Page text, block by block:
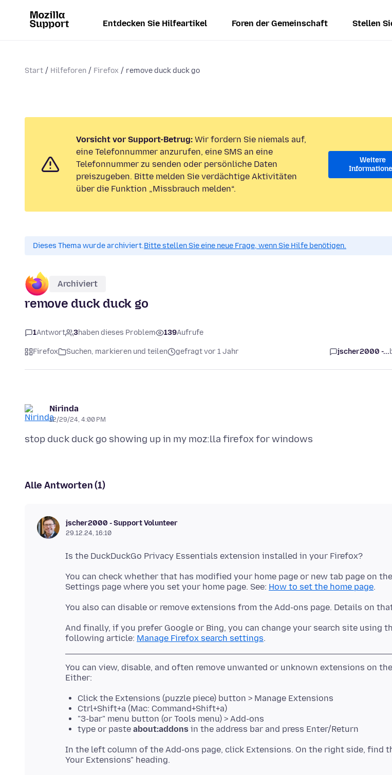
Entdecken Sie Hilfeartikel Foren der Gemeinschaft Stellen
Start Hilfeforen Firefox remove duck duck go
Vorsicht vor Support-Betrug: Wir fordern Sie niemals auf,
eine Telefonnummer anzurufen, eine SMS an eine
Telefonnummer zu senden oder persönliche Daten
preiszugeben. Bitte melden Sie verdächtige Aktivitäten
über die Funktion „Missbrauch melden“.
Weitere
Dieses Thema wurde archiviert.Bitte stellen Sie eine neue Frage, wenn Sie Hilfe benötigen.
Archiviert
remove duck duck go
1Antwort 3haben dieses Problem 139Aufrufe
Firefox Suchen, markieren und teilen gefragt vor 1 Jahr jscher2000 -...
Nirinda
12/29/24, 4:00 PM
Alle Antworten (1)
jscher2000 - Support Volunteer
29.12.24, 16:10
You can check whether that has modified your home page or new tab page on
Settings page where you set your home page. See: How to set the home page
And finally, if you prefer Google or Bing, you can change your search site using
following article: Manage Firefox search settings
You can view, disable, and often remove unwanted or unknown extensions on
Click the Extensions (puzzle piece) button > Manage Extensions
Ctrl+Shift+a (Mac: Command+Shift+a)
"3-bar" menu button (or Tools menu) > Add-ons
type or paste about:addons in the address bar and press Enter/Return
In the left column of the Add-ons page, click Extensions. On the right side, find